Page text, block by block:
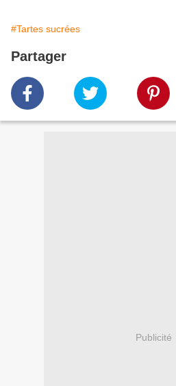
#Tartes sucrées
Partager
Publicité